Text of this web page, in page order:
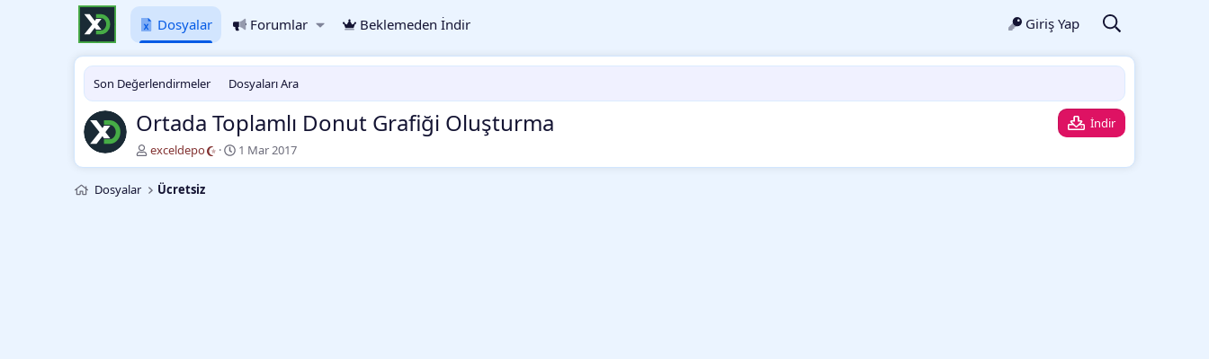
Dosyalar Forumlar Beklemeden İndir Giriş Yap
Son Değerlendirmeler Dosyaları Ara
Ortada Toplamlı Donut Grafiği Oluşturma
İndir
Y
a
a
exceldepo
O
l
1 Mar 2017
Dosyalar Ücretsiz